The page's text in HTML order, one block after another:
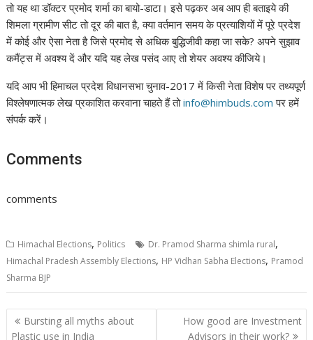
तो यह था डॉक्टर प्रमोद शर्मा का बायो-डाटा। इसे पढ़कर अब आप ही बताइये की
शिमला ग्रामीण सीट तो दूर की बात है, क्या वर्तमान समय के प्रत्याशियों में पूरे प्रदेश
में कोई और ऐसा नेता है जिसे प्रमोद से अधिक बुद्धिजीवी कहा जा सके? अपने सुझाव
कमैंट्स में अवश्य दें और यदि यह लेख पसंद आए तो शेयर अवश्य कीजिये।
यदि आप भी हिमाचल प्रदेश विधानसभा चुनाव-2017 में किसी नेता विशेष पर तथ्यपूर्ण
विश्लेषणात्मक लेख प्रकाशित करवाना चाहते हैं तोinfo@himbuds.com पर हमें
संपर्क करें।
Comments
comments
Himachal Elections, Politics Dr. Pramod Sharma shimla rural,
Himachal Pradesh Assembly Elections, HP Vidhan Sabha Elections, Pramod
Sharma BJP
Post
navigation
Bursting all myths about
Plastic use in India
How good are Investment
Advisors in their work?